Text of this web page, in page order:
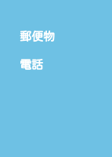
郵便物
電話